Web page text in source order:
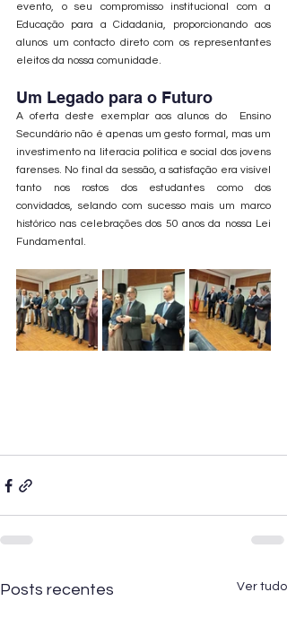
evento, o seu compromisso institucional com a
Educação para a Cidadania, proporcionando aos
alunos um contacto direto com os representantes
eleitos da nossa comunidade.
Um Legado para o Futuro
A oferta deste exemplar aos alunos do  Ensino
Secundário não é apenas um gesto formal, mas um
investimento na literacia política e social dos jovens
farenses. No final da sessão, a satisfação era visível
tanto nos rostos dos estudantes como dos
convidados, selando com sucesso mais um marco
histórico nas celebrações dos 50 anos da nossa Lei
Fundamental.
Posts recentes Ver tudo